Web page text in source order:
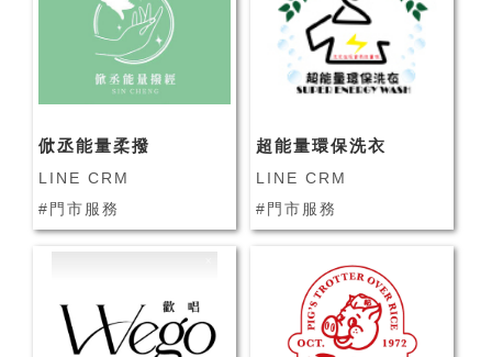
俽丞能量柔撥
LINE CRM
#門市服務
超能量環保洗衣
LINE CRM
#門市服務